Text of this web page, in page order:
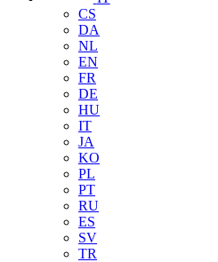
CS
DA
NL
EN
FR
DE
HU
IT
JA
KO
PL
PT
RU
ES
SV
TR